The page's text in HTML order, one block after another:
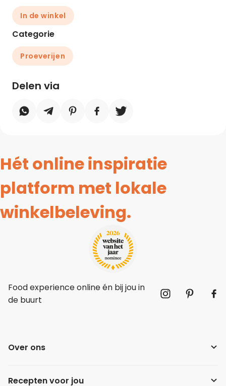
In de winkel
Categorie
Proeverijen
Delen via
Hét online inspiratie
platform met lokale
winkelbeleving.
Food experience online én bij jou in
de buurt
Over ons
Recepten voor jou